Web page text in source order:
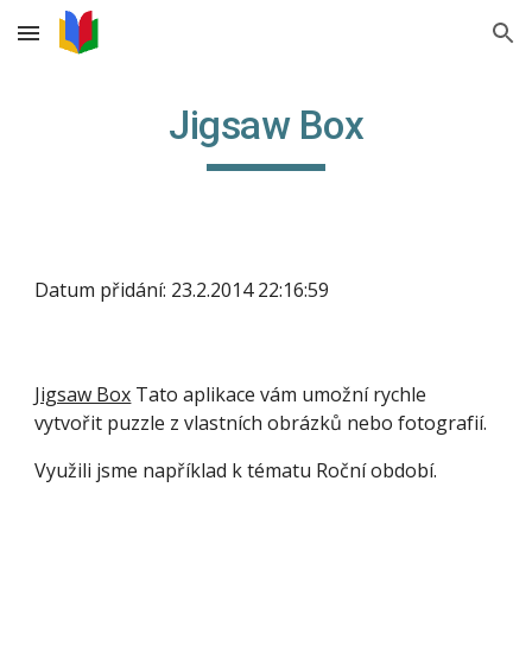
Skip to main content Skip to navigation
Jigsaw Box
Datum přidání: 23.2.2014 22:16:59
Jigsaw Box Tato aplikace vám umožní rychle
vytvořit puzzle z vlastních obrázků nebo fotografií.
Využili jsme například k tématu Roční období.